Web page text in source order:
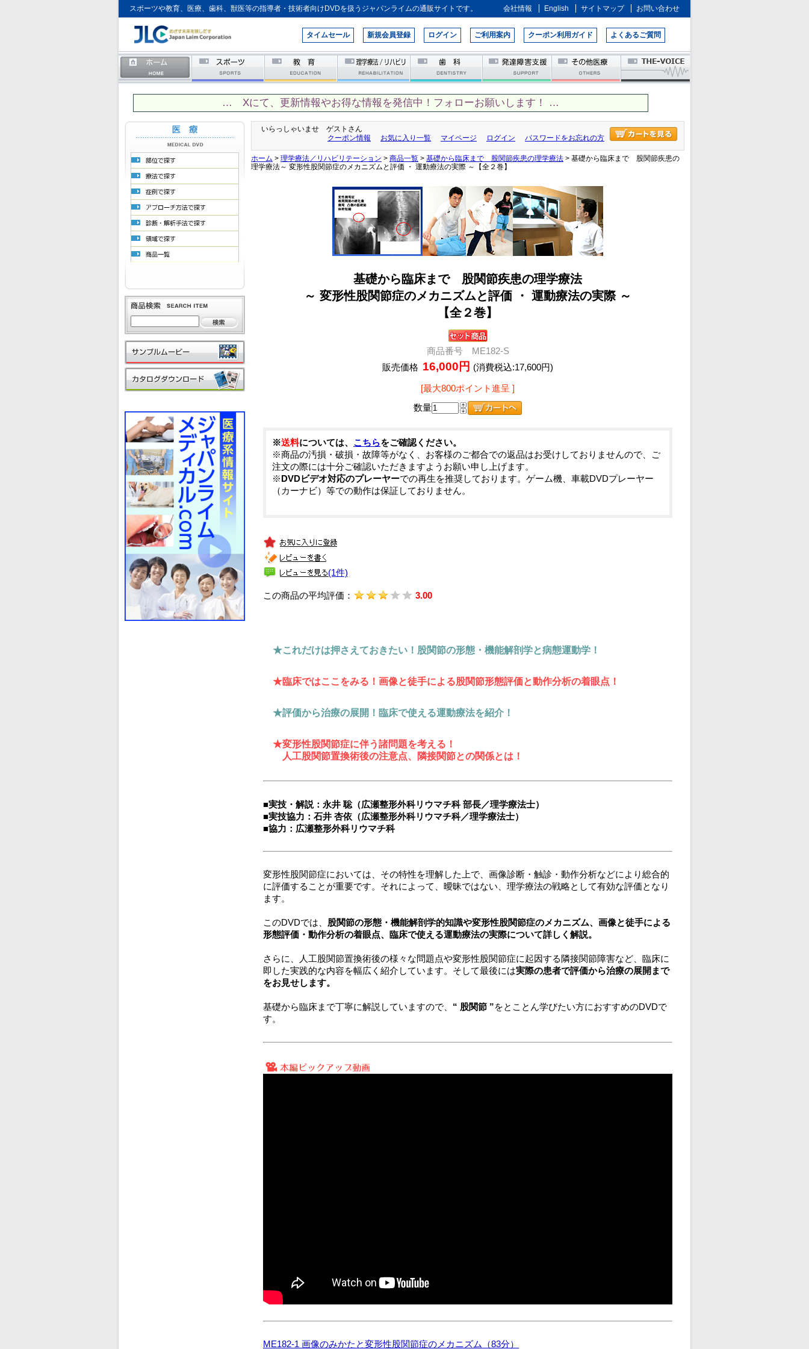
スポーツや教育、医療、歯科、獣医等の指導者・技術者向けDVDを扱うジャパンライムの通販サイトです。 会社情報 English サイトマップ お問い合わせ
タイムセール 新規会員登録 ログイン ご利用案内 クーポン利用ガイド よくあるご質問
… Xにて、更新情報やお得な情報を発信中！フォローお願いします！ …
いらっしゃいませ ゲストさん
クーポン情報
お気に入り一覧 マイページ ログイン パスワードをお忘れの方
ホーム > 理学療法／リハビリテーション > 商品一覧 > 基礎から臨床まで 股関節疾患の理学療法 > 基礎から臨床まで 股関節疾患の
理学療法～ 変形性股関節症のメカニズムと評価 ・ 運動療法の実際 ～【全２巻】
基礎から臨床まで 股関節疾患の理学療法
～ 変形性股関節症のメカニズムと評価 ・ 運動療法の実際 ～
【全２巻】
商品番号 ME182-S
販売価格 16,000円 (消費税込:17,600円)
[最大800ポイント進呈 ]
数量
※送料については、 こちらをご確認ください。
※商品の汚損・破損・故障等がなく、お客様のご都合での返品はお受けしておりませんので、ご
注文の際には十分ご確認いただきますようお願い申し上げます。
※DVDビデオ対応のプレーヤーでの再生を推奨しております。ゲーム機、車載DVDプレーヤー
（カーナビ）等での動作は保証しておりません。
(1件)
この商品の平均評価： 3.00
★これだけは押さえておきたい！股関節の形態・機能解剖学と病態運動学！
★臨床ではここをみる！画像と徒手による股関節形態評価と動作分析の着眼点！
★評価から治療の展開！臨床で使える運動療法を紹介！
★変形性股関節症に伴う諸問題を考える！
人工股関節置換術後の注意点、隣接関節との関係とは！
■実技・解説：永井 聡（広瀬整形外科リウマチ科 部長／理学療法士）
■実技協力：石井 杏依（広瀬整形外科リウマチ科／理学療法士）
■協力：広瀬整形外科リウマチ科
変形性股関節症においては、その特性を理解した上で、画像診断・触診・動作分析などにより総合的
に評価することが重要です。それによって、曖昧ではない、理学療法の戦略として有効な評価となり
ます。
このDVDでは、 股関節の形態・機能解剖学的知識や変形性股関節症のメカニズム、画像と徒手による
形態評価・動作分析の着眼点、臨床で使える運動療法の実際について詳しく解説。
さらに、人工股関節置換術後の様々な問題点や変形性股関節症に起因する隣接関節障害など、臨床に
即した実践的な内容を幅広く紹介しています。そして最後には実際の患者で評価から治療の展開まで
をお見せします。
基礎から臨床まで丁寧に解説していますので、 “ 股関節 ”をとことん学びたい方におすすめのDVDで
す。
ME182-1 画像のみかたと変形性股関節症のメカニズム（83分）